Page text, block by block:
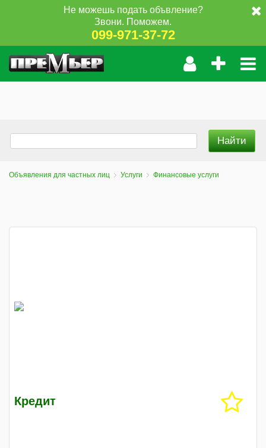
Не можешь подать объвление?
Звони. Поможем.
099-971-37-72
Объявления для частных лиц Услуги Финансовые услуги
Кредит